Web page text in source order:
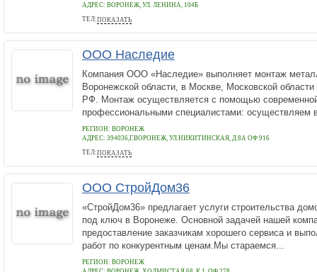
АДРЕС: ВОРОНЕЖ, УЛ. ЛЕНИНА, 104Б
ТЕЛ:ПОКАЗАТЬ
79105547672
ООО Наследие
Компания ООО «Наследие» выполняет монтаж
Воронежской области, в Москве, Московской
РФ. Монтаж осуществляется с помощью
профессиональными специалистами: осуществляем
РЕГИОН: ВОРОНЕЖ
АДРЕС: 394036,Г.ВОРОНЕЖ, УЛ.НИКИТИНСКАЯ, Д 8А ОФ 916
ТЕЛ:ПОКАЗАТЬ
89601214091
ООО СтройДом36
«СтройДом36» предлагает услуги строительства
под ключ в Воронеже. Основной задачей нашей
предоставление заказчикам хорошего сервиса и
работ по конкурентным ценам.Мы стараемся...
РЕГИОН: ВОРОНЕЖ